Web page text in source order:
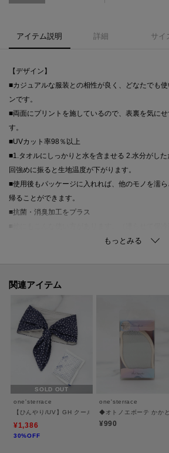
アイテム説明 詳細 サイ
【デザイン】
■カジュアルな服装との相性が良く、どなたでも
ンです。
■両面にプリントを施しているので、表裏を気に
す。
■UVカット率98％以上
■1.タオルにしっかりと水を含ませる 2.水分がし
回強めに振ると生地温度が下がります。
■使用後もパッケージに入れれば、他のモノを濡
帰ることができます。
■抗菌・消臭加工をプラス
らのカバーとして）（凍ったボトルのカバーとして
永久的ではありません。
＊＊＊＊＊＊＊＊＊＊＊＊＊＊＊＊＊＊＊＊＊＊
気になるアイテムはお気に入り登録がおすすめ！
商品ページにある『ハートマーク』をクリックし
値下げ情報や在庫状況など新着情報をメルマガに
マイページからお気に入りアイテムの一覧もチェ
＊＊＊＊＊＊＊＊＊＊＊＊＊＊＊＊＊＊＊＊＊＊
関連アイテム
SOLD OUT
one'sterrace
【ひんやり/UV】GH クールスカーフ DOT
¥1,386
30%OFF
one'sterrace
◆オトノエボーテ かか
¥990